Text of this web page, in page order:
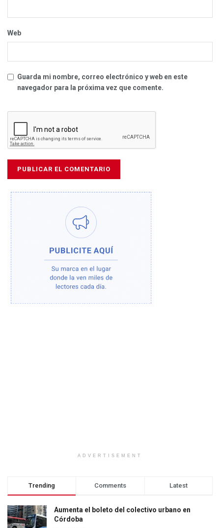
Web
Guarda mi nombre, correo electrónico y web en este
navegador para la próxima vez que comente.
ADVERTISEMENT
Trending Comments Latest
Aumenta el boleto del colectivo urbano en
Córdoba